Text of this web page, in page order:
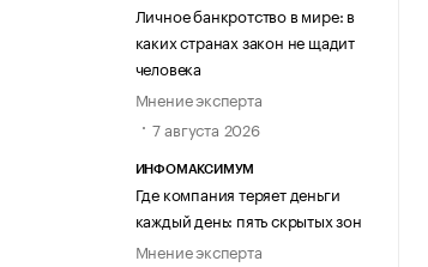
Личное банкротство в мире: в
каких странах закон не щадит
человека
Мнение эксперта
7 августа 2026
ИНФОМАКСИМУМ
Где компания теряет деньги
каждый день: пять скрытых зон
Мнение эксперта